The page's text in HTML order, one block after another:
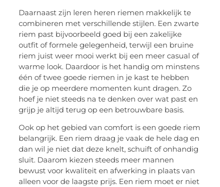
Daarnaast zijn leren heren riemen makkelijk te
combineren met verschillende stijlen. Een zwarte
riem past bijvoorbeeld goed bij een zakelijke
outfit of formele gelegenheid, terwijl een bruine
riem juist weer mooi werkt bij een meer casual of
warme look. Daardoor is het handig om minstens
één of twee goede riemen in je kast te hebben
die je op meerdere momenten kunt dragen. Zo
hoef je niet steeds na te denken over wat past en
grijp je altijd terug op een betrouwbare basis.
Ook op het gebied van comfort is een goede riem
belangrijk. Een riem draag je vaak de hele dag en
dan wil je niet dat deze knelt, schuift of onhandig
sluit. Daarom kiezen steeds meer mannen
bewust voor kwaliteit en afwerking in plaats van
alleen voor de laagste prijs. Een riem moet er niet